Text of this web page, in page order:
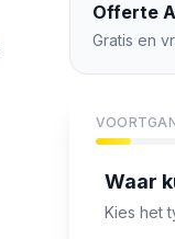
Offerte
Gratis en
Waar
Kies het